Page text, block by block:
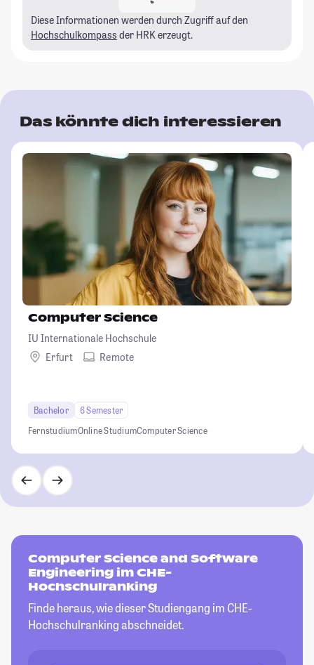
Diese Informationen werden durch Zugriff auf den
Hochschulkompass der HRK erzeugt.
Das könnte dich interessieren
Computer Science
IU Internationale Hochschule
Erfurt
Remote
Bachelor
6 Semester
FernstudiumOnline StudiumComputer Science
Computer Science and Software
Engineering im CHE-
Hochschulranking
Finde heraus, wie dieser Studiengang im CHE-
Hochschulranking abschneidet.